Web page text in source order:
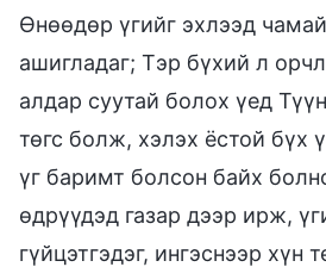
Өнөөдөр үгийг эхлээд
ашигладаг; Тэр бүхий л
алдар суутай болох үед
төгс болж, хэлэх ёстой бүх
үг баримт болсон байх
өдрүүдэд газар дээр ирж,
гүйцэтгэдэг, ингэснээр хүн